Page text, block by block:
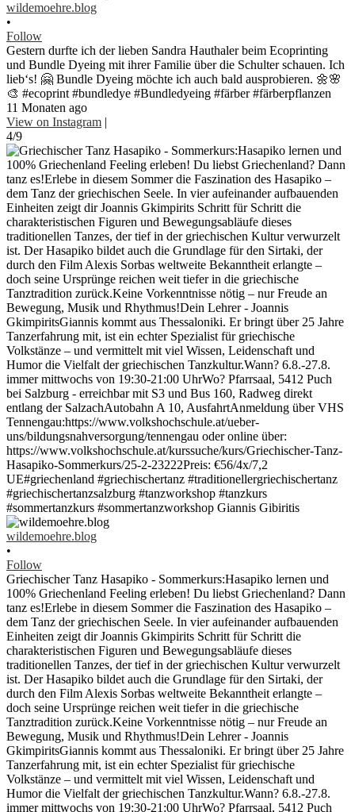
wildemoehre.blog
•
Follow
Gestern durfte ich der lieben Sandra Hauthaler beim Ecoprinting
und Bundle Dyeing mit ihrer Familie über die Schulter schauen. Ich
lieb‘s! 🤗 Bundle Dyeing möchte ich auch bald ausprobieren. 🌼🌸
🎨 #ecoprint #bundledye #Bundledyeing #färber #färberpflanzen
11 Monaten ago
View on Instagram |
4/9
wildemoehre.blog
•
Follow
Griechischer Tanz Hasapiko - Sommerkurs:Hasapiko lernen und
100% Griechenland Feeling erleben! Du liebst Griechenland? Dann
tanz es!Erlebe in diesem Sommer die Faszination des Hasapiko –
dem Tanz der griechischen Seele. In vier aufeinander aufbauenden
Einheiten zeigt dir Joannis Gkimpirits Schritt für Schritt die
charakteristischen Figuren und Bewegungsabläufe dieses
traditionellen Tanzes, der tief in der griechischen Kultur verwurzelt
ist. Der Hasapiko bildet auch die Grundlage für den Sirtaki, der
durch den Film Alexis Sorbas weltweite Bekanntheit erlangte –
doch seine Ursprünge reichen weit tiefer in die griechische
Tanztradition zurück.Keine Vorkenntnisse nötig – nur Freude an
Bewegung, Musik und Rhythmus!Dein Lehrer - Joannis
GkimpiritsGiannis kommt aus Thessaloniki. Er bringt über 25 Jahre
Tanzerfahrung mit, ist ein echter Spezialist für griechische
Volkstänze – und vermittelt mit viel Wissen, Leidenschaft und
Humor die Vielfalt der griechischen Tanzkultur.Wann? 6.8.-27.8.
immer mittwochs von 19:30-21:00 UhrWo? Pfarrsaal, 5412 Puch